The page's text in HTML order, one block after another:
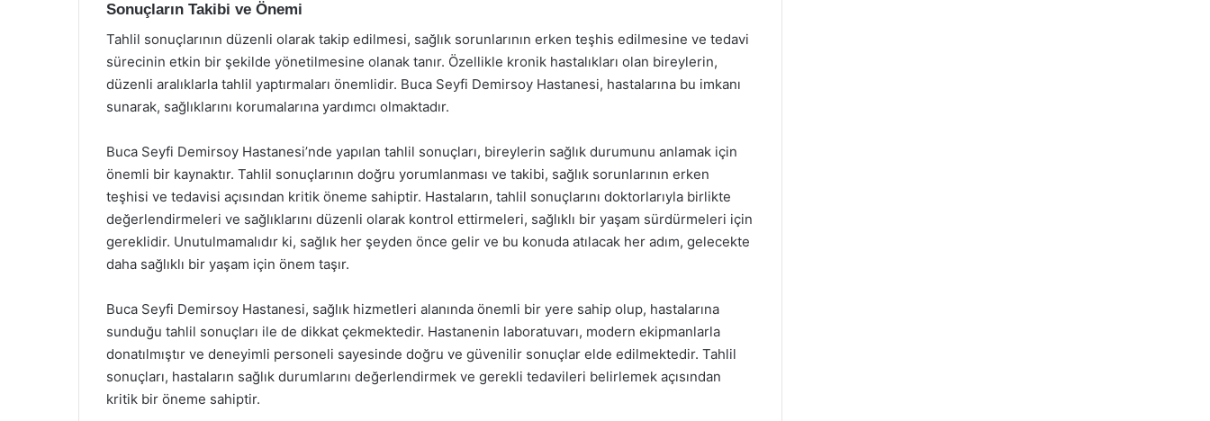
Sonuçların Takibi ve Önemi
Tahlil sonuçlarının düzenli olarak takip edilmesi, sağlık sorunlarının erken teşhis edilmesine ve tedavi
sürecinin etkin bir şekilde yönetilmesine olanak tanır. Özellikle kronik hastalıkları olan bireylerin,
düzenli aralıklarla tahlil yaptırmaları önemlidir. Buca Seyfi Demirsoy Hastanesi, hastalarına bu imkanı
sunarak, sağlıklarını korumalarına yardımcı olmaktadır.
Buca Seyfi Demirsoy Hastanesi’nde yapılan tahlil sonuçları, bireylerin sağlık durumunu anlamak için
önemli bir kaynaktır. Tahlil sonuçlarının doğru yorumlanması ve takibi, sağlık sorunlarının erken
teşhisi ve tedavisi açısından kritik öneme sahiptir. Hastaların, tahlil sonuçlarını doktorlarıyla birlikte
değerlendirmeleri ve sağlıklarını düzenli olarak kontrol ettirmeleri, sağlıklı bir yaşam sürdürmeleri için
gereklidir. Unutulmamalıdır ki, sağlık her şeyden önce gelir ve bu konuda atılacak her adım, gelecekte
daha sağlıklı bir yaşam için önem taşır.
Buca Seyfi Demirsoy Hastanesi, sağlık hizmetleri alanında önemli bir yere sahip olup, hastalarına
sunduğu tahlil sonuçları ile de dikkat çekmektedir. Hastanenin laboratuvarı, modern ekipmanlarla
donatılmıştır ve deneyimli personeli sayesinde doğru ve güvenilir sonuçlar elde edilmektedir. Tahlil
sonuçları, hastaların sağlık durumlarını değerlendirmek ve gerekli tedavileri belirlemek açısından
kritik bir öneme sahiptir.